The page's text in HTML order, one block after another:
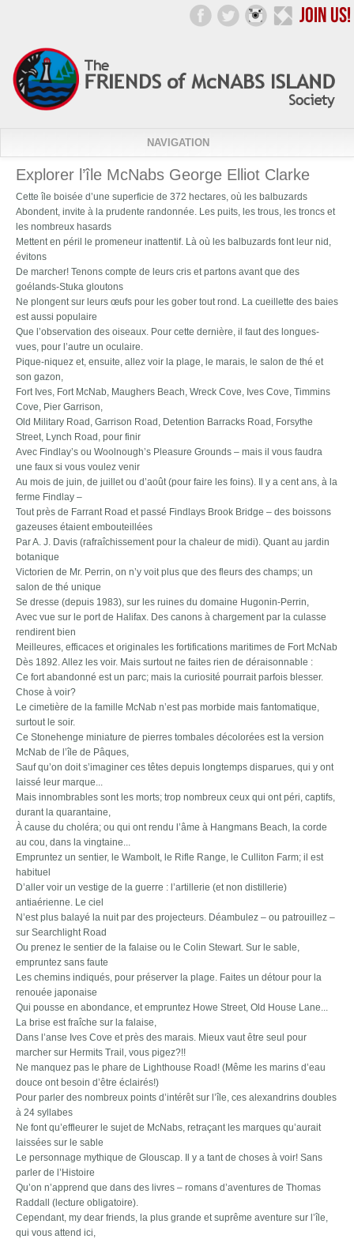
NAVIGATION
Explorer l’île McNabs George Elliot Clarke
Cette île boisée d’une superficie de 372 hectares, où les balbuzards
Abondent, invite à la prudente randonnée. Les puits, les trous, les troncs et
les nombreux hasards
Mettent en péril le promeneur inattentif. Là où les balbuzards font leur nid,
évitons
De marcher! Tenons compte de leurs cris et partons avant que des
goélands-Stuka gloutons
Ne plongent sur leurs œufs pour les gober tout rond. La cueillette des baies
est aussi populaire
Que l’observation des oiseaux. Pour cette dernière, il faut des longues-
vues, pour l’autre un oculaire.
Pique-niquez et, ensuite, allez voir la plage, le marais, le salon de thé et
son gazon,
Fort Ives, Fort McNab, Maughers Beach, Wreck Cove, Ives Cove, Timmins
Cove, Pier Garrison,
Old Military Road, Garrison Road, Detention Barracks Road, Forsythe
Street, Lynch Road, pour finir
Avec Findlay’s ou Woolnough’s Pleasure Grounds – mais il vous faudra
une faux si vous voulez venir
Au mois de juin, de juillet ou d’août (pour faire les foins). Il y a cent ans, à la
ferme Findlay –
Tout près de Farrant Road et passé Findlays Brook Bridge – des boissons
gazeuses étaient embouteillées
Par A. J. Davis (rafraîchissement pour la chaleur de midi). Quant au jardin
botanique
Victorien de Mr. Perrin, on n’y voit plus que des fleurs des champs; un
salon de thé unique
Se dresse (depuis 1983), sur les ruines du domaine Hugonin-Perrin,
Avec vue sur le port de Halifax. Des canons à chargement par la culasse
rendirent bien
Meilleures, efficaces et originales les fortifications maritimes de Fort McNab
Dès 1892. Allez les voir. Mais surtout ne faites rien de déraisonnable :
Ce fort abandonné est un parc; mais la curiosité pourrait parfois blesser.
Chose à voir?
Le cimetière de la famille McNab n’est pas morbide mais fantomatique,
surtout le soir.
Ce Stonehenge miniature de pierres tombales décolorées est la version
McNab de l’île de Pâques,
Sauf qu’on doit s’imaginer ces têtes depuis longtemps disparues, qui y ont
laissé leur marque...
Mais innombrables sont les morts; trop nombreux ceux qui ont péri, captifs,
durant la quarantaine,
À cause du choléra; ou qui ont rendu l’âme à Hangmans Beach, la corde
au cou, dans la vingtaine...
Empruntez un sentier, le Wambolt, le Rifle Range, le Culliton Farm; il est
habituel
D’aller voir un vestige de la guerre : l’artillerie (et non distillerie)
antiaérienne. Le ciel
N’est plus balayé la nuit par des projecteurs. Déambulez – ou patrouillez –
sur Searchlight Road
Ou prenez le sentier de la falaise ou le Colin Stewart. Sur le sable,
empruntez sans faute
Les chemins indiqués, pour préserver la plage. Faites un détour pour la
renouée japonaise
Qui pousse en abondance, et empruntez Howe Street, Old House Lane...
La brise est fraîche sur la falaise,
Dans l’anse Ives Cove et près des marais. Mieux vaut être seul pour
marcher sur Hermits Trail, vous pigez?!!
Ne manquez pas le phare de Lighthouse Road! (Même les marins d’eau
douce ont besoin d’être éclairés!)
Pour parler des nombreux points d’intérêt sur l’île, ces alexandrins doubles
à 24 syllabes
Ne font qu’effleurer le sujet de McNabs, retraçant les marques qu’aurait
laissées sur le sable
Le personnage mythique de Glouscap. Il y a tant de choses à voir! Sans
parler de l’Histoire
Qu’on n’apprend que dans des livres – romans d’aventures de Thomas
Raddall (lecture obligatoire).
Cependant, my dear friends, la plus grande et suprême aventure sur l’île,
qui vous attend ici,